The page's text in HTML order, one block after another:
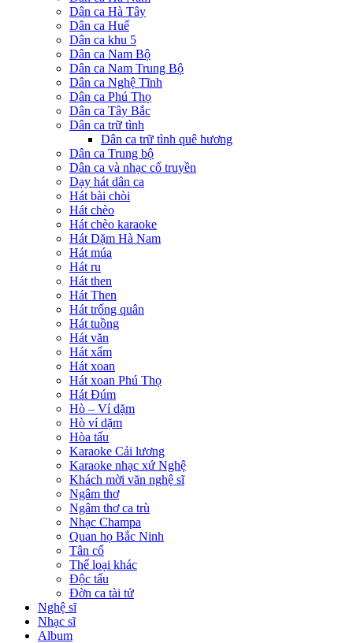
Dân ca Hà Tây
Dân ca Huế
Dân ca khu 5
Dân ca Nam Bộ
Dân ca Nam Trung Bộ
Dân ca Nghệ Tĩnh
Dân ca Phú Thọ
Dân ca Tây Bắc
Dân ca trữ tình
Dân ca trữ tình quê hương
Dân ca Trung bộ
Dân ca và nhạc cổ truyền
Dạy hát dân ca
Hát bài chòi
Hát chèo
Hát chèo karaoke
Hát Dặm Hà Nam
Hát múa
Hát ru
Hát then
Hát Then
Hát trống quân
Hát tuồng
Hát văn
Hát xẩm
Hát xoan
Hát xoan Phú Thọ
Hát Đúm
Hò – Ví dặm
Hò ví dặm
Hòa tấu
Karaoke Cải lương
Karaoke nhạc xứ Nghệ
Khách mời văn nghệ sĩ
Ngâm thơ
Ngâm thơ ca trù
Nhạc Champa
Quan họ Bắc Ninh
Tân cổ
Thể loại khác
Độc tấu
Đờn ca tài tử
Nghệ sĩ
Nhạc sĩ
Album